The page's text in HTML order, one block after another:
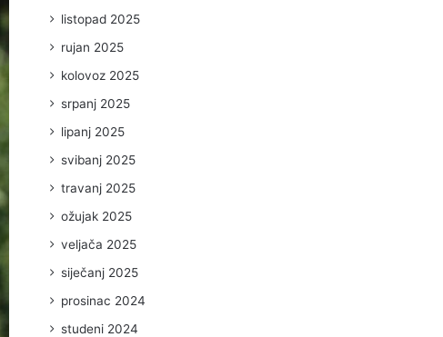
listopad 2025
rujan 2025
kolovoz 2025
srpanj 2025
lipanj 2025
svibanj 2025
travanj 2025
ožujak 2025
veljača 2025
siječanj 2025
prosinac 2024
studeni 2024